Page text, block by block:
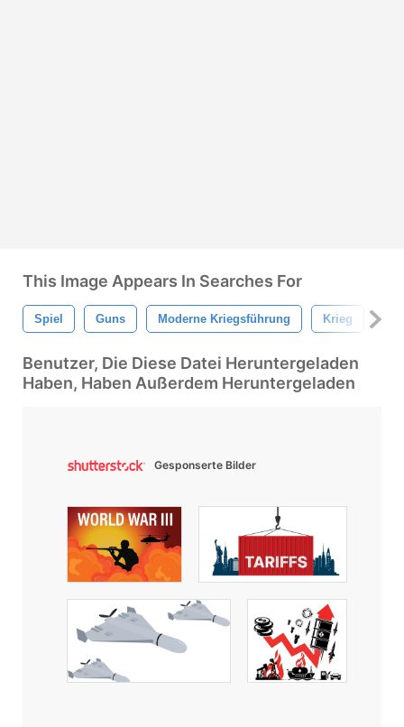
This Image Appears In Searches For
Spiel Guns Moderne Kriegsführung Krieg
Benutzer, Die Diese Datei Heruntergeladen
Haben, Haben Außerdem Heruntergeladen
Gesponserte Bilder